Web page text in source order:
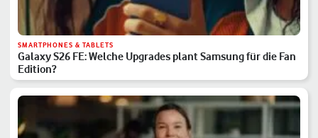
SMARTPHONES & TABLETS
Galaxy S26 FE: Welche Upgrades plant Samsung für die Fan
Edition?